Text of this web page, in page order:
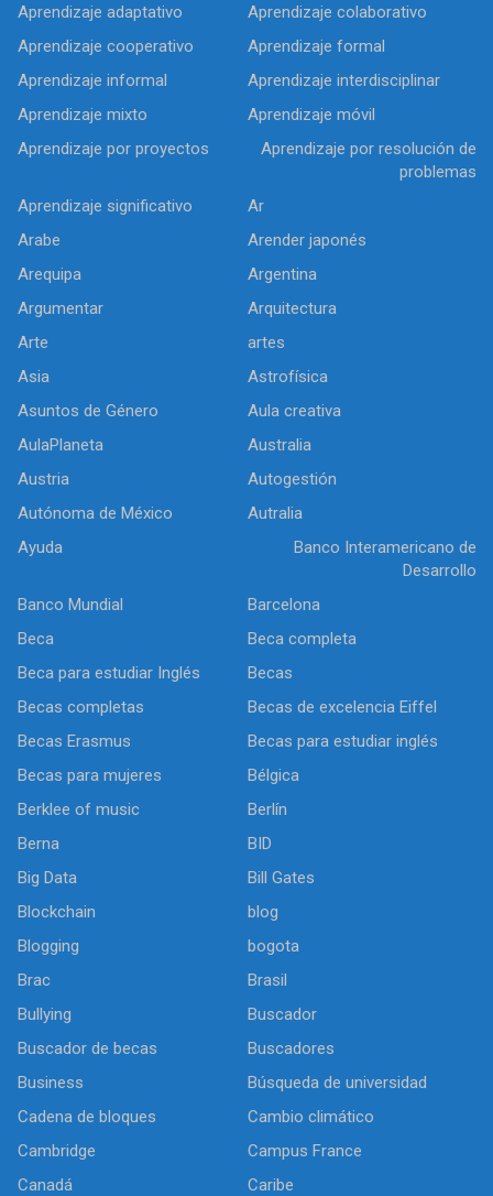
Aprendizaje adaptativo
Aprendizaje colaborativo
Aprendizaje cooperativo
Aprendizaje formal
Aprendizaje informal
Aprendizaje interdisciplinar
Aprendizaje mixto
Aprendizaje móvil
Aprendizaje por proyectos
Aprendizaje por resolución de
problemas
Aprendizaje significativo
Ar
Arabe
Arender japonés
Arequipa
Argentina
Argumentar
Arquitectura
Arte
artes
Asia
Astrofísica
Asuntos de Género
Aula creativa
AulaPlaneta
Australia
Austria
Autogestión
Autónoma de México
Autralia
Ayuda
Banco Interamericano de
Desarrollo
Banco Mundial
Barcelona
Beca
Beca completa
Beca para estudiar Inglés
Becas
Becas completas
Becas de excelencia Eiffel
Becas Erasmus
Becas para estudiar inglés
Becas para mujeres
Bélgica
Berklee of music
Berlín
Berna
BID
Big Data
Bill Gates
Blockchain
blog
Blogging
bogota
Brac
Brasil
Bullying
Buscador
Buscador de becas
Buscadores
Business
Búsqueda de universidad
Cadena de bloques
Cambio climático
Cambridge
Campus France
Canadá
Caribe